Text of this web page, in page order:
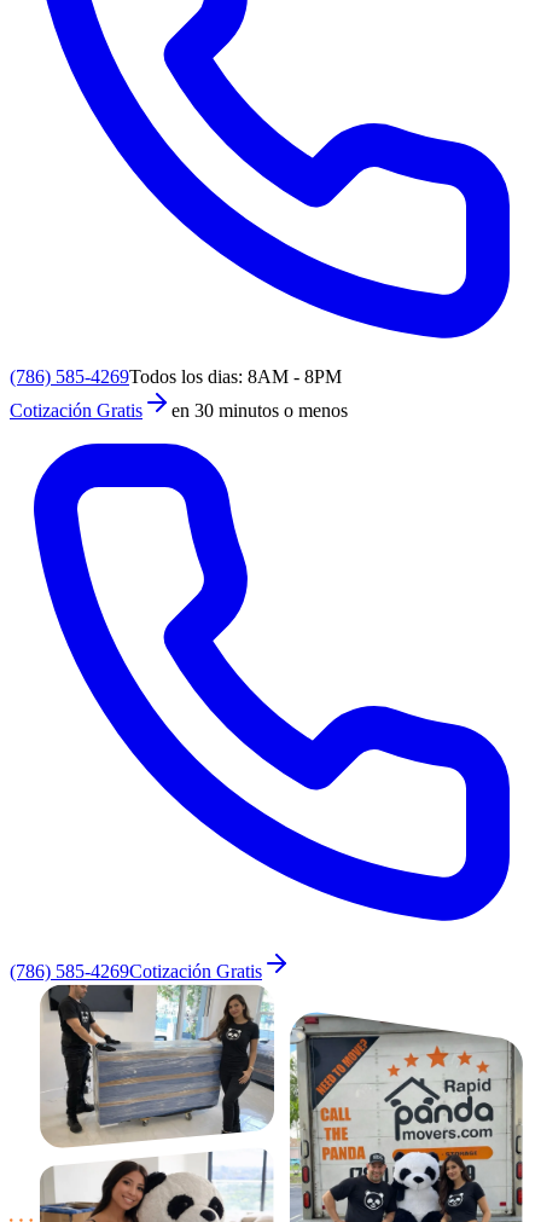
(786) 585-4269Todos los dias: 8AM - 8PM
Cotización Gratis
en 30 minutos o menos
(786) 585-4269Cotización Gratis